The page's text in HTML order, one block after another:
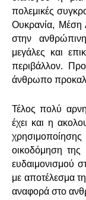
πολεμικές
Ουκρανία, Μέση
στην
μεγάλες και
περιβάλλον.
άνθρωπο
Τέλος πολύ
έχει και η
οικοδόμηση της
ευδαιμονισμού
με αποτέλεσμα
αναφορά στο